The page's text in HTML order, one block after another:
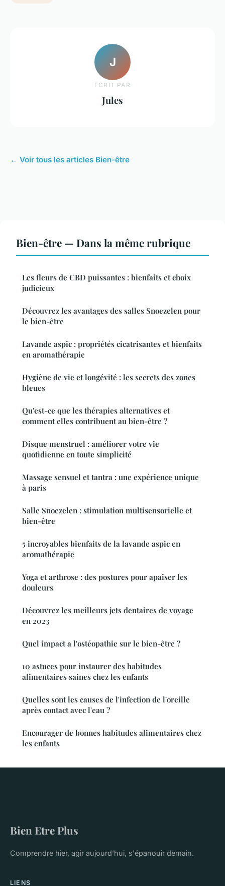
J
ECRIT PAR
Jules
← Voir tous les articles Bien-être
Bien-être — Dans la même rubrique
Les fleurs de CBD puissantes : bienfaits et choix
judicieux
Découvrez les avantages des salles Snoezelen pour
le bien-être
Lavande aspic : propriétés cicatrisantes et bienfaits
en aromathérapie
Hygiène de vie et longévité : les secrets des zones
bleues
Qu'est-ce que les thérapies alternatives et
comment elles contribuent au bien-être ?
Disque menstruel : améliorer votre vie
quotidienne en toute simplicité
Massage sensuel et tantra : une expérience unique
à paris
Salle Snoezelen : stimulation multisensorielle et
bien-être
5 incroyables bienfaits de la lavande aspic en
aromathérapie
Yoga et arthrose : des postures pour apaiser les
douleurs
Découvrez les meilleurs jets dentaires de voyage
en 2023
Quel impact a l'ostéopathie sur le bien-être ?
10 astuces pour instaurer des habitudes
alimentaires saines chez les enfants
Quelles sont les causes de l'infection de l'oreille
après contact avec l'eau ?
Encourager de bonnes habitudes alimentaires chez
les enfants
Bien Etre Plus
Comprendre hier, agir aujourd'hui, s'épanouir demain.
LIENS